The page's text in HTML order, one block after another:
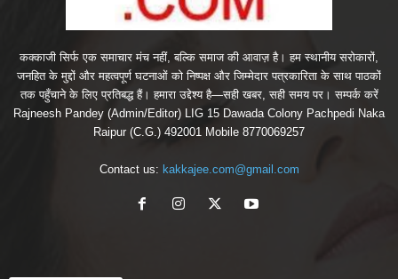
कक्काजी सिर्फ एक समाचार मंच नहीं, बल्कि समाज की आवाज़ है। हम स्थानीय सरोकारों,
जनहित के मुद्दों और महत्वपूर्ण घटनाओं को निष्पक्ष और जिम्मेदार पत्रकारिता के साथ पाठकों
तक पहुँचाने के लिए प्रतिबद्ध हैं। हमारा उद्देश्य है—सही खबर, सही समय पर। सम्पर्क करें
Rajneesh Pandey (Admin/Editor) LIG 15 Dawada Colony Pachpedi Naka
Raipur (C.G.) 492001 Mobile 8770069257
Contact us: kakkajee.com@gmail.com